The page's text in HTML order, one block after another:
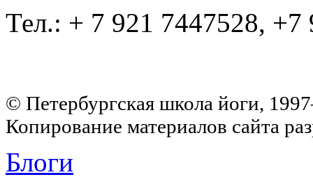
Тел.: + 7 921 7447528, +7
© Петербургская школа йоги,
Копирование материалов сайта
Блоги